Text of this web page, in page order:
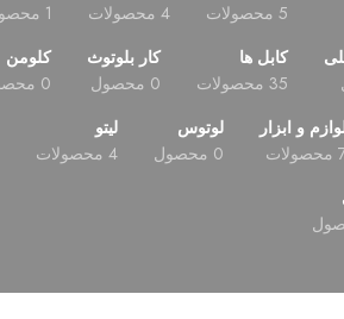
5 محصولات
4 محصولات
1 محصول
کابل ها
35 محصولات
کار بلوتوث
0 محصول
کلومن
0 محصول
و ابزار
لوتوس
0 محصول
لیتو
4 محصولات